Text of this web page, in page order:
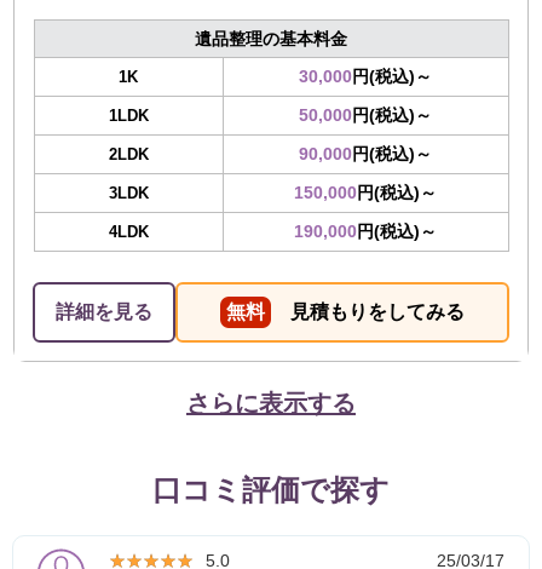
遺品整理の基本料金
1K 30,000円(税込)～
1LDK 50,000円(税込)～
2LDK 90,000円(税込)～
3LDK 150,000円(税込)～
4LDK 190,000円(税込)～
詳細を見る 無料 見積もりをしてみる
さらに表示する
口コミ評価で探す
★★★★★
★★★★★ 5.0
25/03/17